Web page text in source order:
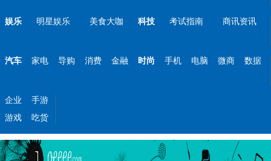
娱乐 明星娱乐 美食大咖 科技 考试指南 商讯资讯
汽车 家电 导购 消费 金融 时尚 手机 电脑 微商 数据
企业
手游
游戏
吃货